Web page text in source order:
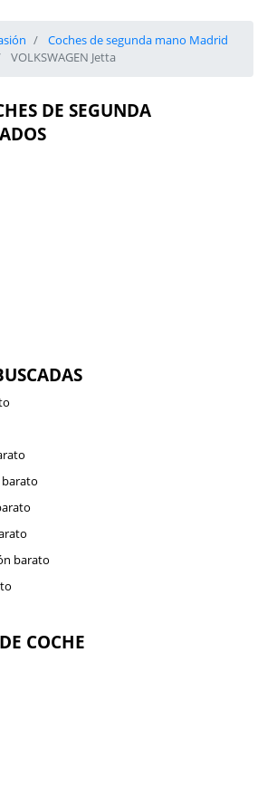
Coches de segunda mano Madrid
VOLKSWAGEN Jetta
DE SEGUNDA
barato
barato
COCHE